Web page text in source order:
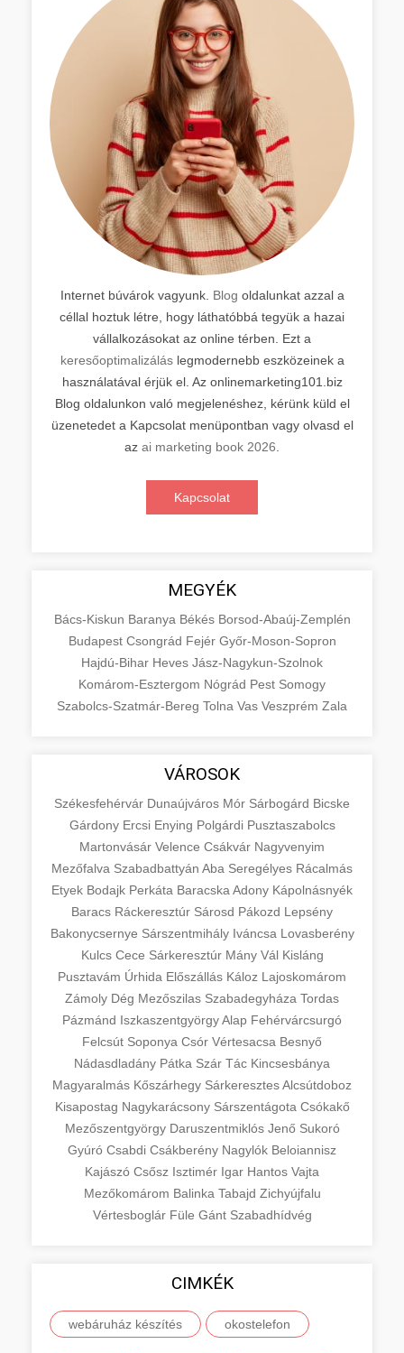
Internet búvárok vagyunk. Blog oldalunkat azzal a
céllal hoztuk létre, hogy láthatóbbá tegyük a hazai
vállalkozásokat az online térben. Ezt a
keresőoptimalizáláslegmodernebb eszközeinek a
használatával érjük el. Az onlinemarketing101.biz
Blog oldalunkon való megjelenéshez, kérünk küld el
üzenetedet a Kapcsolat menüpontban vagy olvasd el
az ai marketing book 2026
Kapcsolat
MEGYÉK
Bács-Kiskun Baranya Békés Borsod-Abaúj-Zemplén
Budapest Csongrád Fejér Győr-Moson-Sopron
Hajdú-Bihar Heves Jász-Nagykun-Szolnok
Komárom-Esztergom Nógrád Pest Somogy
Szabolcs-Szatmár-Bereg Tolna Vas Veszprém Zala
VÁROSOK
Székesfehérvár Dunaújváros Mór Sárbogárd Bicske
Gárdony Ercsi Enying Polgárdi Pusztaszabolcs
Martonvásár Velence Csákvár Nagyvenyim
Mezőfalva Szabadbattyán Aba Seregélyes Rácalmás
Etyek Bodajk Perkáta Baracska Adony Kápolnásnyék
Baracs Ráckeresztúr Sárosd Pákozd Lepsény
Bakonycsernye Sárszentmihály Iváncsa Lovasberény
Kulcs Cece Sárkeresztúr Mány Vál Kisláng
Pusztavám Úrhida Előszállás Káloz Lajoskomárom
Zámoly Dég Mezőszilas Szabadegyháza Tordas
Pázmánd IszkaszentgyörgyAlap Fehérvárcsurgó
Felcsút Soponya Csór Vértesacsa Besnyő
Nádasdladány Pátka Szár Tác Kincsesbánya
Magyaralmás Kőszárhegy SárkeresztesAlcsútdoboz
Kisapostag Nagykarácsony Sárszentágota Csókakő
Mezőszentgyörgy Daruszentmiklós Jenő Sukoró
Gyúró Csabdi Csákberény Nagylók Beloiannisz
Kajászó Csősz Isztimér Igar Hantos Vajta
Mezőkomárom Balinka Tabajd Zichyújfalu
Vértesboglár Füle Gánt Szabadhídvég
CIMKÉK
webáruház készítés okostelefon